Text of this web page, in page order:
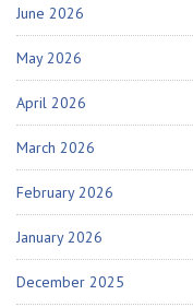
June 2026
May 2026
April 2026
March 2026
February 2026
January 2026
December 2025